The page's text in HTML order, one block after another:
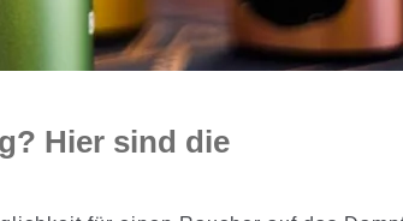
Hier sind die